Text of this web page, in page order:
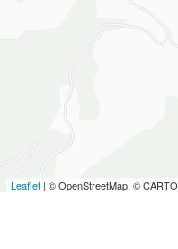
Leaflet | © OpenStreetMap, © CARTO